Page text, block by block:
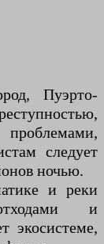
Пуэрто-
следует
ночью.
и реки
и
экосистеме,